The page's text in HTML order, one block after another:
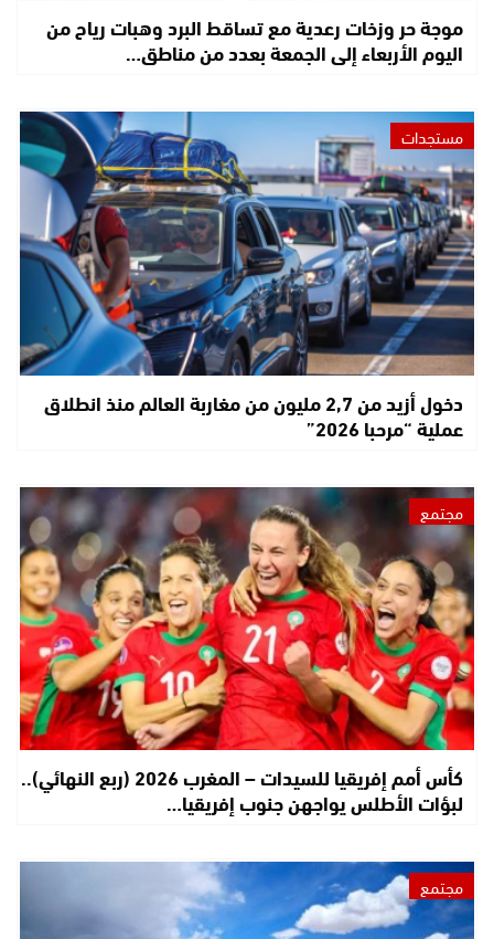
موجة حر وزخات رعدية مع تساقط البرد وهبات رياح من
اليوم الأربعاء إلى الجمعة بعدد من مناطق…
مستجدات
دخول أزيد من 2,7 مليون من مغاربة العالم منذ انطلاق
عملية “مرحبا 2026”
مجتمع
كأس أمم إفريقيا للسيدات – المغرب 2026 (ربع النهائي)..
لبؤات الأطلس يواجهن جنوب إفريقيا…
مجتمع